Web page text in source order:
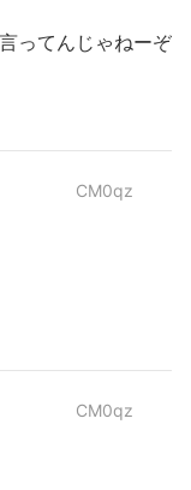
ってんじゃねーぞ
CM0qz
CM0qz